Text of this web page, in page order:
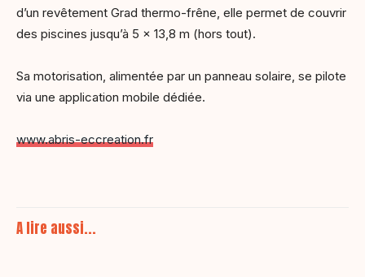
d’un revêtement Grad thermo-frêne, elle permet de couvrir
des piscines jusqu’à 5 x 13,8 m (hors tout).
Sa motorisation, alimentée par un panneau solaire, se pilote
via une application mobile dédiée.
www.abris-eccreation.fr
A lire aussi...